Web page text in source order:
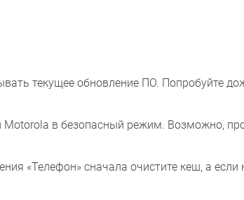
текущее обновление ПО. Попробуйте
Motorola в безопасный режим. Возможно,
«Телефон» сначала очистите кеш, а